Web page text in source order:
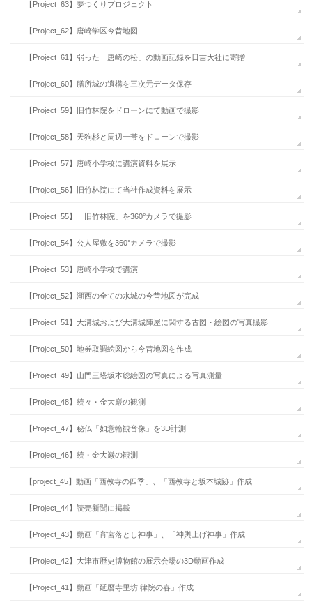
【Project_63】夢つくりプロジェクト
【Project_62】唐崎学区今昔地図
【Project_61】弱った「唐崎の松」の動画記録を日吉大社に寄贈
【Project_60】膳所城の遺構を三次元データ保存
【Project_59】旧竹林院をドローンにて動画で撮影
【Project_58】天狗杉と周辺一帯をドローンで撮影
【Project_57】唐崎小学校に講演資料を展示
【Project_56】旧竹林院にて当社作成資料を展示
【Project_55】「旧竹林院」を360°カメラで撮影
【Project_54】公人屋敷を360°カメラで撮影
【Project_53】唐崎小学校で講演
【Project_52】湖西の全ての水城の今昔地図が完成
【Project_51】大溝城および大溝城陣屋に関する古図・絵図の写真撮影
【Project_50】地券取調絵図から今昔地図を作成
【Project_49】山門三塔坂本総絵図の写真による写真測量
【Project_48】続々・金大巖の観測
【Project_47】秘仏「如意輪観音像」を3D計測
【Project_46】続・金大巌の観測
【project_45】動画「西教寺の四季」、「西教寺と坂本城跡」作成
【Project_44】読売新聞に掲載
【Project_43】動画「宵宮落とし神事」、「神輿上げ神事」作成
【Project_42】大津市歴史博物館の展示会場の3D動画作成
【Project_41】動画「延暦寺里坊 律院の春」作成